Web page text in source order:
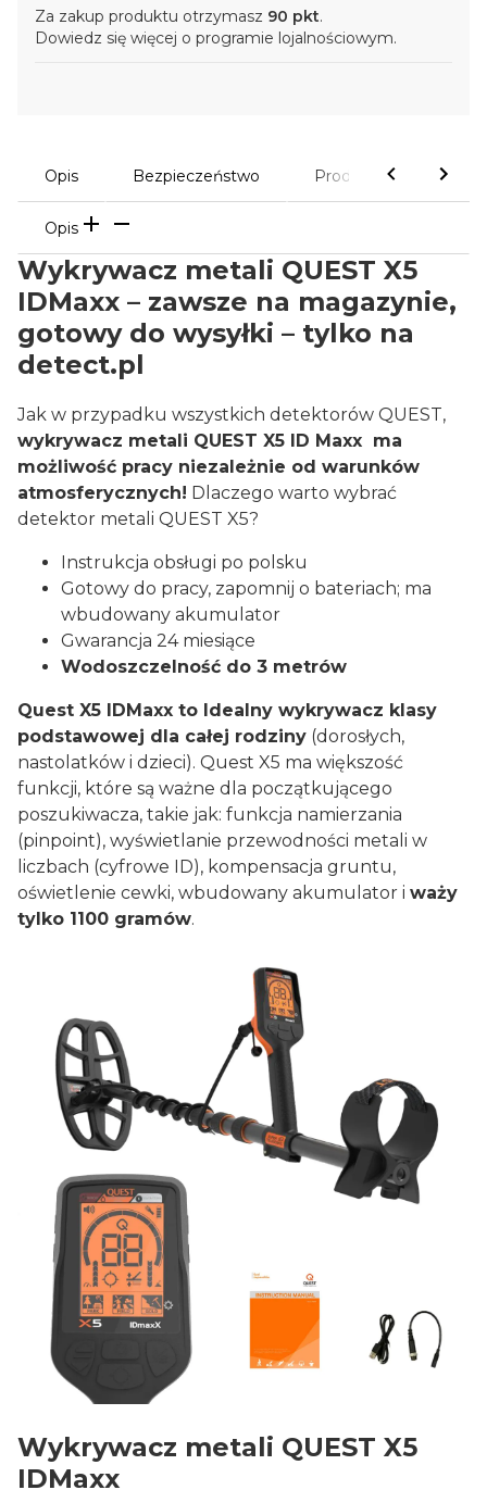
Za zakup produktu otrzymasz 90 pkt.
Dowiedz się więcej o programie lojalnościowym.
Opis Bezpieczeństwo Produkty powiązane
Opis
Wykrywacz metali QUEST X5
IDMaxx – zawsze na magazynie,
gotowy do wysyłki – tylko na
detect.pl
Jak w przypadku wszystkich detektorów QUEST,
wykrywacz metali QUEST X5 ID Maxx ma
możliwość pracy niezależnie od warunków
atmosferycznych! Dlaczego warto wybrać
detektor metali QUEST X5?
Instrukcja obsługi po polsku
Gotowy do pracy, zapomnij o bateriach; ma
wbudowany akumulator
Gwarancja 24 miesiące
Wodoszczelność do 3 metrów
Quest X5 IDMaxx to Idealny wykrywacz klasy
podstawowej dla całej rodziny (dorosłych,
nastolatków i dzieci). Quest X5 ma większość
funkcji, które są ważne dla początkującego
poszukiwacza, takie jak: funkcja namierzania
(pinpoint), wyświetlanie przewodności metali w
liczbach (cyfrowe ID), kompensacja gruntu,
oświetlenie cewki, wbudowany akumulator i waży
tylko 1100 gramów.
Wykrywacz metali QUEST X5
IDMaxx